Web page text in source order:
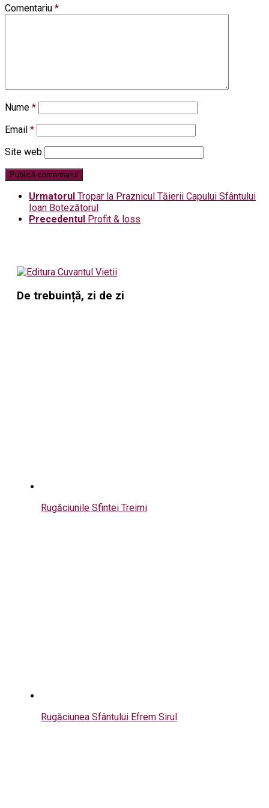
Comentariu *
Nume *
Email *
Site web
Urmatorul Tropar la Praznicul Tăierii Capului Sfântului
Ioan Botezătorul
Precedentul Profit & loss
De trebuință, zi de zi
Rugăciunile Sfintei Treimi
Rugăciunea Sfântului Efrem Sirul